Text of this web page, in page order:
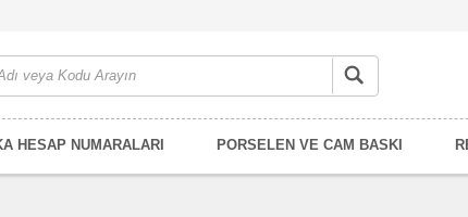
HESAP NUMARALARI PORSELEN VE CAM BASKI